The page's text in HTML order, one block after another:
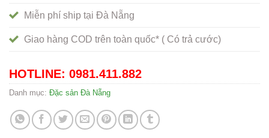
Miễn phí ship tại Đà Nẵng
Giao hàng COD trên toàn quốc* ( Có trả cước)
HOTLINE: 0981.411.882
Danh mục: Đặc sản Đà Nẵng